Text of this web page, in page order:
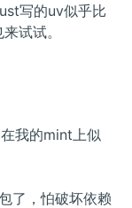
写的uv似乎比
试试。
我的mint上似
了，怕破坏依赖